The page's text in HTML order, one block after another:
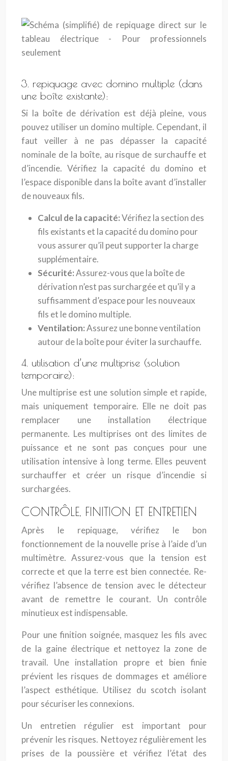
3. repiquage avec domino multiple (dans
une boîte existante):
Si la boîte de dérivation est déjà pleine, vous
pouvez utiliser un domino multiple. Cependant, il
faut veiller à ne pas dépasser la capacité
nominale de la boîte, au risque de surchauffe et
d’incendie. Vérifiez la capacité du domino et
l’espace disponible dans la boîte avant d’installer
de nouveaux fils.
Calcul de la capacité:Vérifiez la section des
fils existants et la capacité du domino pour
vous assurer qu’il peut supporter la charge
supplémentaire.
Sécurité:Assurez-vous que la boîte de
dérivation n’est pas surchargée et qu’il y a
suffisamment d’espace pour les nouveaux
fils et le domino multiple.
Ventilation:Assurez une bonne ventilation
autour de la boîte pour éviter la surchauffe.
4. utilisation d’une multiprise (solution
temporaire):
Une multiprise est une solution simple et rapide,
mais uniquement temporaire. Elle ne doit pas
remplacer une installation électrique
permanente. Les multiprises ont des limites de
puissance et ne sont pas conçues pour une
utilisation intensive à long terme. Elles peuvent
surchauffer et créer un risque d’incendie si
surchargées.
CONTRÔLE, FINITION ET ENTRETIEN
Après le repiquage, vérifiez le bon
fonctionnement de la nouvelle prise à l’aide d’un
multimètre. Assurez-vous que la tension est
correcte et que la terre est bien connectée. Re-
vérifiez l’absence de tension avec le détecteur
avant de remettre le courant. Un contrôle
minutieux est indispensable.
Pour une finition soignée, masquez les fils avec
de la gaine électrique et nettoyez la zone de
travail. Une installation propre et bien finie
prévient les risques de dommages et améliore
l’aspect esthétique. Utilisez du scotch isolant
pour sécuriser les connexions.
Un entretien régulier est important pour
prévenir les risques. Nettoyez régulièrement les
prises de la poussière et vérifiez l’état des